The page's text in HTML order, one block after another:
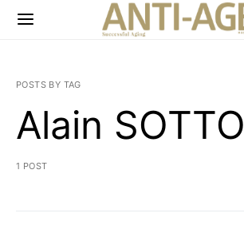
POSTS BY TAG
Alain SOTTO
1 POST